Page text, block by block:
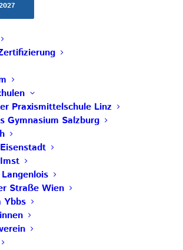
Praxismittelschule Linz
Gymnasium Salzburg
Straße Wien
Ybbs
BEITRÄGE
COOL Biennale 2027
SBG – Partnerschule
HAK Neumarkt –
– COOL Partnerschule
COOL Biennale 2027